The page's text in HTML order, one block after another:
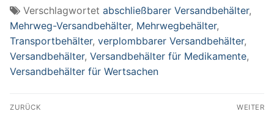
LxBxH 600 x 400 x
365 mm
Verschlagwortet abschließbarer Versandbehälter,
Mehrweg-Versandbehälter, Mehrwegbehälter,
Transportbehälter, verplombbarer Versandbehälter,
Versandbehälter, Versandbehälter für Medikamente,
Versandbehälter für Wertsachen
Beitragsnavigation
ZURÜCK WEITER